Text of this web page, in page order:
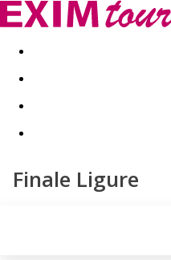
Akční nabídky Last minute
Finale Ligure